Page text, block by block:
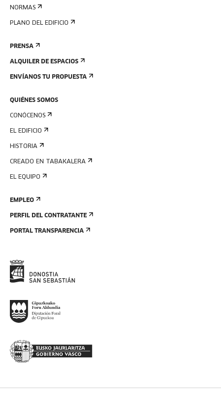
NORMAS
PLANO DEL EDIFICIO
PRENSA
ALQUILER DE ESPACIOS
ENVÍANOS TU PROPUESTA
QUIÉNES SOMOS
CONÓCENOS
EL EDIFICIO
HISTORIA
CREADO EN TABAKALERA
EL EQUIPO
EMPLEO
PERFIL DEL CONTRATANTE
PORTAL TRANSPARENCIA